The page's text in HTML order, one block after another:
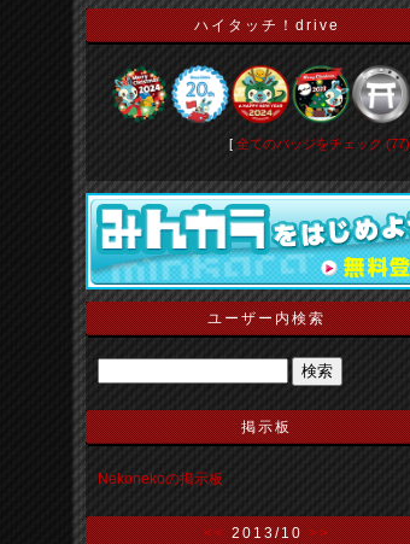
ハイタッチ！drive
[ 全てのバッジをチェック (77)
ユーザー内検索
掲示板
Nekonekoの掲示板
<<2013/10>>